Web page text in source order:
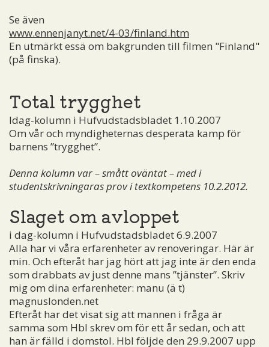
Se även
www.ennenjanyt.net/4-03/finland.htm
En utmärkt essä om bakgrunden till filmen "Finland"
(på finska).
Total trygghet
Idag-kolumn i Hufvudstadsbladet 1.10.2007
Om vår och myndigheternas desperata kamp för
barnens ”trygghet”.
Denna kolumn var – smått oväntat – med i
studentskrivningaras prov i textkompetens 10.2.2012.
Slaget om avloppet
i dag-kolumn i Hufvudstadsbladet 6.9.2007
Alla har vi våra erfarenheter av renoveringar. Här är
min. Och efteråt har jag hört att jag inte är den enda
som drabbats av just denne mans ”tjänster”. Skriv
mig om dina erfarenheter: manu (ä t)
magnuslonden.net
Efteråt har det visat sig att mannen i fråga är
samma som Hbl skrev om för ett år sedan, och att
han är fälld i domstol. Hbl följde den 29.9.2007 upp